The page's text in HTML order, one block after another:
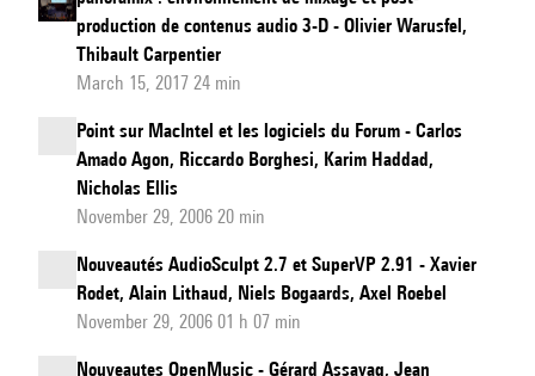
production de contenus audio 3-D - Olivier Warusfel,
Thibault Carpentier
March 15, 2017 24 min
Point sur MacIntel et les logiciels du Forum - Carlos
Amado Agon, Riccardo Borghesi, Karim Haddad,
Nicholas Ellis
November 29, 2006 20 min
Nouveautés AudioSculpt 2.7 et SuperVP 2.91 - Xavier
Rodet, Alain Lithaud, Niels Bogaards, Axel Roebel
November 29, 2006 01 h 07 min
Nouveautes OpenMusic - Gérard Assayag, Jean